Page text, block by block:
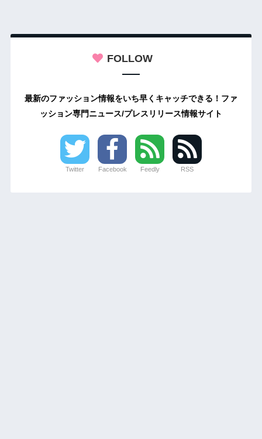
FOLLOW
最新のファッション情報をいち早くキャッチできる！ファ
ッション専門ニュース/プレスリリース情報サイト
Twitter Facebook Feedly RSS